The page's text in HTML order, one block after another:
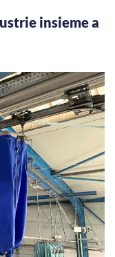
insieme a